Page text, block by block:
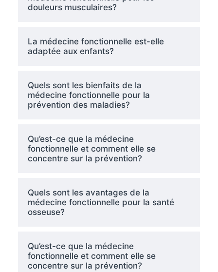
douleurs musculaires?
La médecine fonctionnelle est-elle
adaptée aux enfants?
Quels sont les bienfaits de la
médecine fonctionnelle pour la
prévention des maladies?
Qu’est-ce que la médecine
fonctionnelle et comment elle se
concentre sur la prévention?
Quels sont les avantages de la
médecine fonctionnelle pour la santé
osseuse?
Qu’est-ce que la médecine
fonctionnelle et comment elle se
concentre sur la prévention?